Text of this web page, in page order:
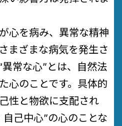
心を病み、異常な精神
まざまな病気を発生さ
異常な心”とは、自然法
心のことです。具体的
性と物欲に支配され
自己中心”の心のことな